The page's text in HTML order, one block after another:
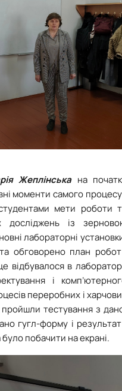
Жеплінськана
моменти самого процесу
мети роботи
досліджень із
лабораторні
обговорено план
відбувалося в
і
переробних і
тестування з
гугл-форму і
побачити на екрані.